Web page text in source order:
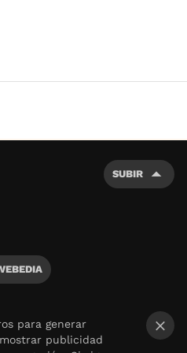
SUBIR
para generar
publicidad